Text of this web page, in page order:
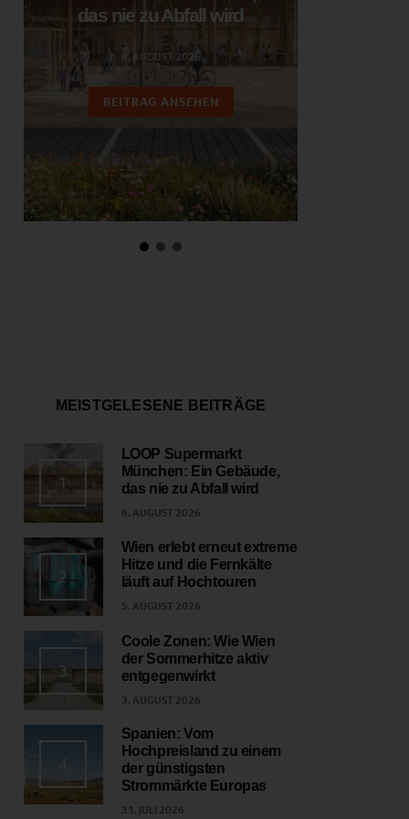
das nie zu Abfall wird
6. AUGUST 2026
BEITRAG ANSEHEN
MEISTGELESENE BEITRÄGE
1
LOOP Supermarkt
München: Ein Gebäude,
das nie zu Abfall wird
6. AUGUST 2026
2
Wien erlebt erneut extreme
Hitze und die Fernkälte
läuft auf Hochtouren
5. AUGUST 2026
3
Coole Zonen: Wie Wien
der Sommerhitze aktiv
entgegenwirkt
3. AUGUST 2026
4
Spanien: Vom
Hochpreisland zu einem
der günstigsten
Strommärkte Europas
31. JULI 2026